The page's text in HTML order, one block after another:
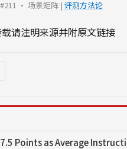
#211 · 场景矩阵 | 评测方法论
请注明来源并附原文链接
Points as Average